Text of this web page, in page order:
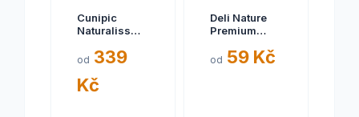
Cunipic
Naturaliss
Degu - činčila
kg
od 339
Kč
Deli Nature
Premium
EXP 11/2024
od 59 Kč